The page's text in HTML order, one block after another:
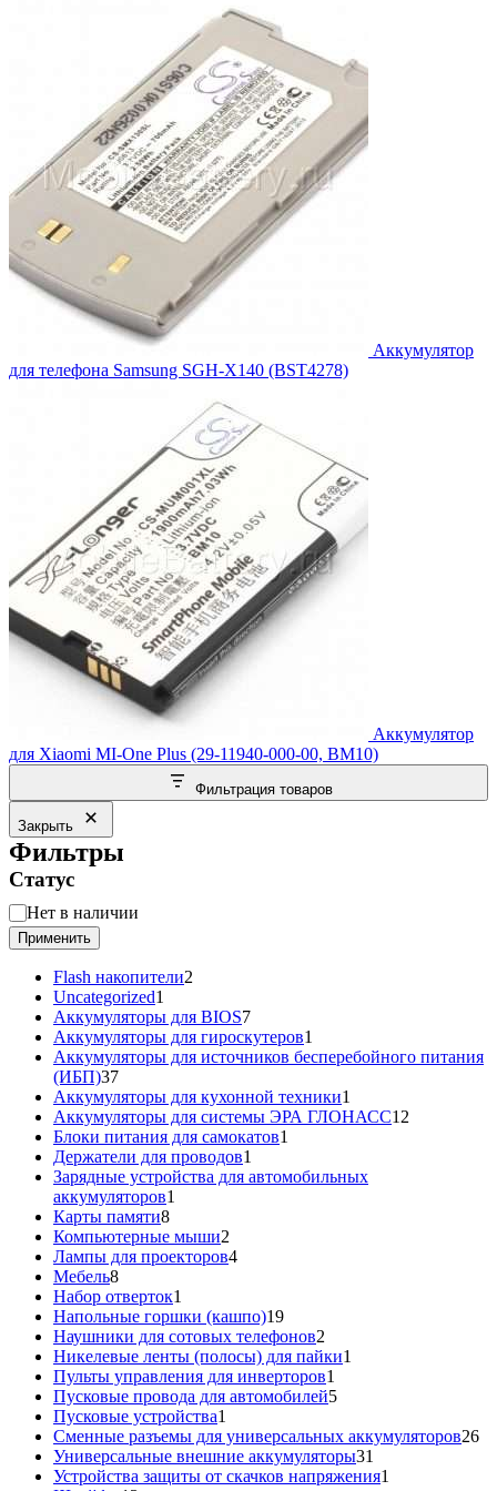
4,788.00₽.
Аккумулятор
для телефона Samsung SGH-X140 (BST4278)
Аккумулятор
для Xiaomi MI-One Plus (29-11940-000-00, BM10)
Фильтрация товаров
Закрыть
Фильтры
Статус
Статус
Нет в наличии
Применить
Flash накопители2
Uncategorized1
товар
Аккумуляторы для BIOS77
товаров
Аккумуляторы для гироскутеров1
товар
Аккумуляторы для источников бесперебойного питания
(ИБП)3737
товаров
Аккумуляторы для кухонной техники1
товар
Аккумуляторы для системы ЭРА ГЛОНАСС12
Блоки питания для самокатов1
Держатели для проводов1
товар
Зарядные устройства для автомобильных
аккумуляторов1
Карты памяти88
товаров
Компьютерные мыши2
товара
Лампы для проекторов44
Мебель88
товаров
Набор отверток1
товар
Напольные горшки (кашпо)1919
товаров
Наушники для сотовых телефонов2
товара
Никелевые ленты (полосы) для пайки1
Пульты управления для инверторов1
товар
Пусковые провода для автомобилей55
Пусковые устройства1
товар
Сменные разъемы для универсальных аккумуляторов2626
Универсальные внешние аккумуляторы31
товар
Устройства защиты от скачков напряжения1